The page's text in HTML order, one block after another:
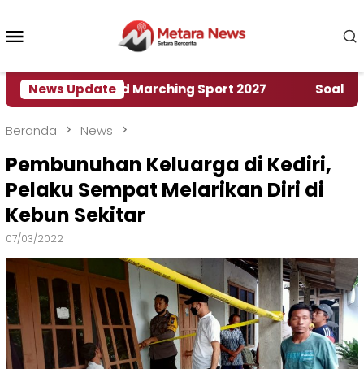
konten
News Update
World Marching Sport 2027 ‎Soal Rencana
Beranda News
Pembunuhan Keluarga di Kediri,
Pelaku Sempat Melarikan Diri di
Kebun Sekitar
07/03/2022